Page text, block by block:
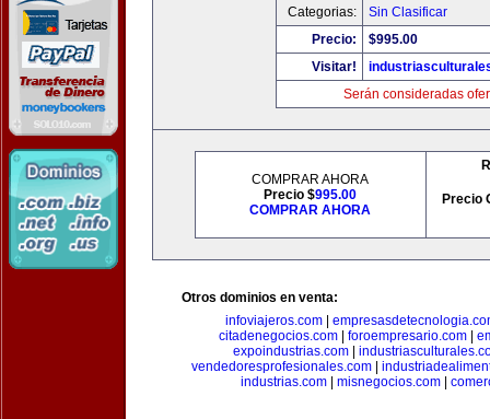
Categorias:
Sin Clasificar
Precio:
$995.00
Visitar!
Serán consideradas
COMPRAR AHORA
Precio $995.00
COMPRAR AHORA
Precio
Otros dominios en venta:
infoviajeros.com
citadenegocios.com
foroempresario.com
expoindustrias.com
vendedoresprofesionales.com|
industrias.com
misnegocios.com